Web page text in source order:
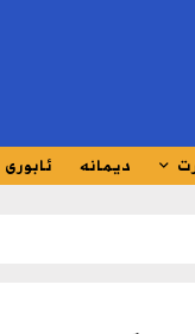
دیمانە ئابوری